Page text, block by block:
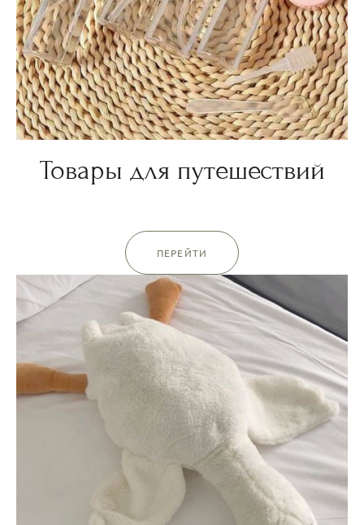
Товары для путешествий
ПЕРЕЙТИ